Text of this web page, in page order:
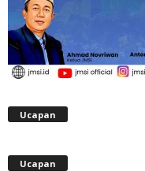
Ucapan
Ucapan